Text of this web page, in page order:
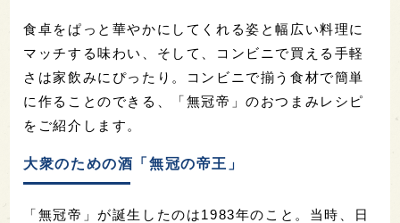
食卓をぱっと華やかにしてくれる姿と幅広い料理に
マッチする味わい、そして、コンビニで買える手軽
さは家飲みにぴったり。コンビニで揃う食材で簡単
に作ることのできる、「無冠帝」のおつまみレシピ
をご紹介します。
大衆のための酒「無冠の帝王」
「無冠帝」が誕生したのは1983年のこと。当時、日